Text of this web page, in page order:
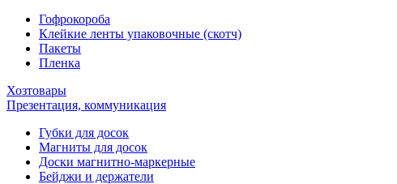
Гофрокороба
Клейкие ленты упаковочные (скотч)
Пакеты
Пленка
Хозтовары
Презентация, коммуникация
Губки для досок
Магниты для досок
Доски магнитно-маркерные
Бейджи и держатели